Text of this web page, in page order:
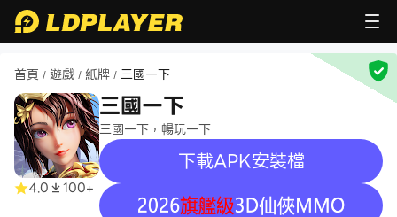
首頁 / 遊戲 / 紙牌 / 三國一下
4.0 100+
三國一下
三國一下，暢玩一下
下載APK安裝檔
recommend